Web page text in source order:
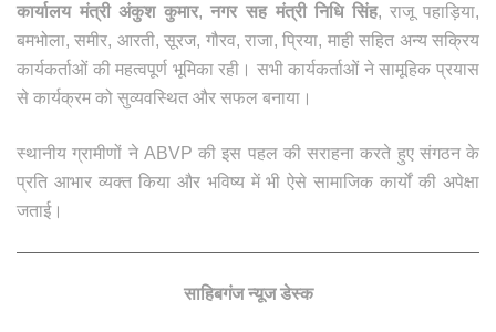
कार्यालय मंत्री अंकुश कुमार,नगर सह मंत्री निधि सिंह, राजू पहाड़िया,
बमभोला, समीर, आरती, सूरज, गौरव, राजा, प्रिया, माही सहित अन्य सक्रिय
कार्यकर्ताओं की महत्वपूर्ण भूमिका रही। सभी कार्यकर्ताओं ने सामूहिक प्रयास
से कार्यक्रम को सुव्यवस्थित और सफल बनाया।
स्थानीय ग्रामीणों ने ABVP की इस पहल की सराहना करते हुए संगठन के
प्रति आभार व्यक्त किया और भविष्य में भी ऐसे सामाजिक कार्यों की अपेक्षा
जताई।
साहिबगंज न्यूज डेस्क